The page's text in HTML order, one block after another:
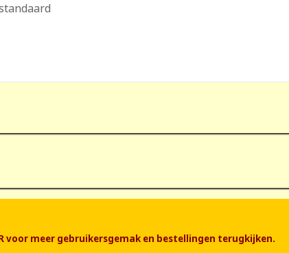
voor meer gebruikersgemak en bestellingen terugkijken.